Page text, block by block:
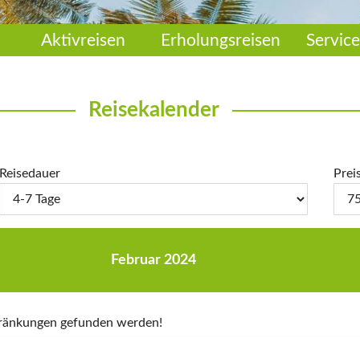
Aktivreisen Erholungsreisen
Reisekalender
Reisedauer
Februar 2024
gefunden werden!